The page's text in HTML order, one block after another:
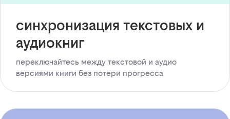
синхронизация текстовых и
аудиокниг
переключайтесь между текстовой и аудио
версиями книги без потери прогресса